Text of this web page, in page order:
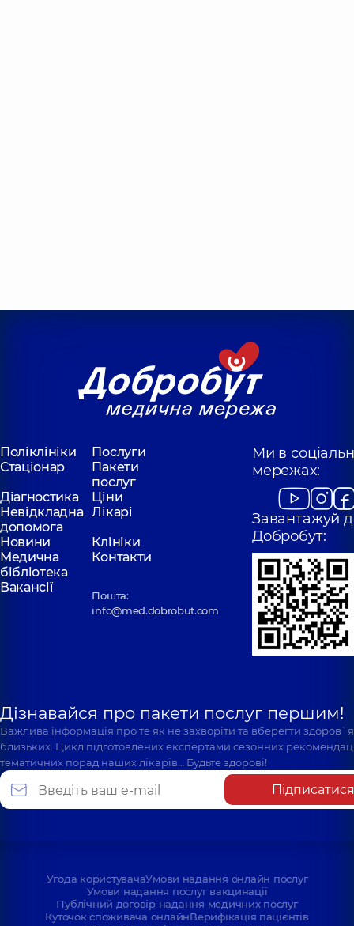
Поліклініки
Послуги
Стаціонар
Пакети
послуг
Діагностика
Ціни
Невідкладна
допомога
Лікарі
Новини
Клініки
Медична
бібліотека
Контакти
Вакансії
Пошта:
info@med.dobrobut.com
Ми в
мережах:
Завантажуй
Добробут:
Дізнавайся про пакети послуг першим!
Важлива інформація про те як не захворіти та вберегти
близьких. Цикл підготовлених експертами сезонних
тематичних порад наших лікарів… Будьте здорові!
Підписатися
Угода користувачаУмови надання онлайн послуг
Умови надання послуг вакцинації
Публічний договір надання медичних послуг
Куточок споживача онлайнВерифікація пацієнтів